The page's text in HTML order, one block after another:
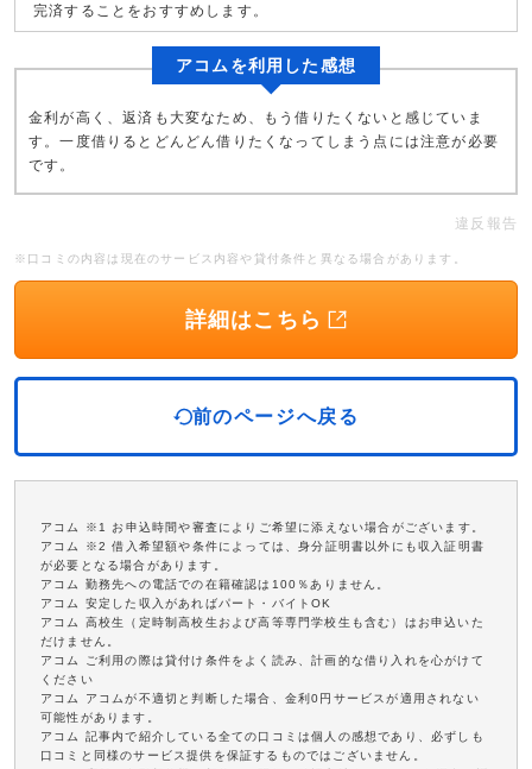
完済することをおすすめします。
アコムを利用した感想
金利が高く、返済も大変なため、もう借りたくないと感じていま
す。一度借りるとどんどん借りたくなってしまう点には注意が必要
です。
違反報告
※口コミの内容は現在のサービス内容や貸付条件と異なる場合があります。
詳細はこちら
前のページへ戻る
アコム ※1 お申込時間や審査によりご希望に添えない場合がございます。
アコム ※2 借入希望額や条件によっては、身分証明書以外にも収入証明書
が必要となる場合があります。
アコム 勤務先への電話での在籍確認は100％ありません。
アコム 安定した収入があればパート・バイトOK
アコム 高校生（定時制高校生および高等専門学校生も含む）はお申込いた
だけません。
アコム ご利用の際は貸付け条件をよく読み、計画的な借り入れを心がけて
ください
アコム アコムが不適切と判断した場合、金利0円サービスが適用されない
可能性があります。
アコム 記事内で紹介している全ての口コミは個人の感想であり、必ずしも
口コミと同様のサービス提供を保証するものではございません。